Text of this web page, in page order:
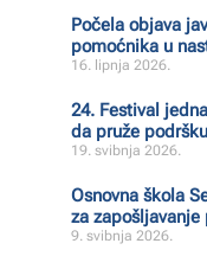
Počela objava
pomoćnika u
16. lipnja 2026.
24. Festival
da pruže
19. svibnja 2026.
Osnovna škola
za
9. svibnja 2026.